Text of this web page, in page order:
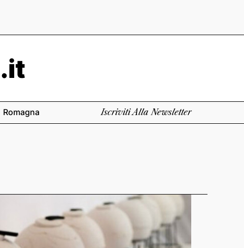
Romagna Iscriviti Alla Newsletter